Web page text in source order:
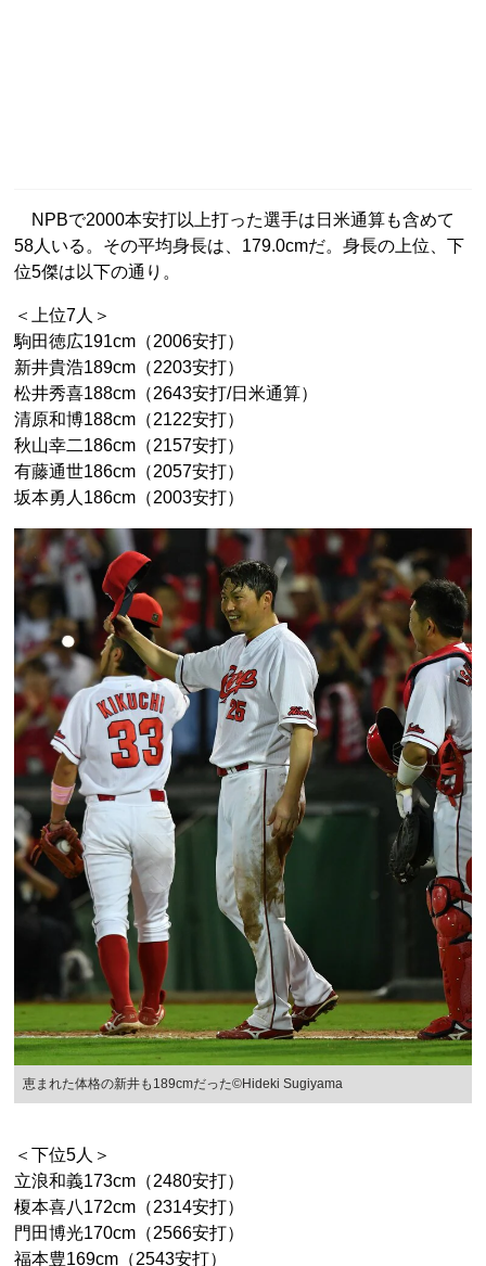
NPBで2000本安打以上打った選手は日米通算も含めて
58人いる。その平均身長は、179.0cmだ。身長の上位、下
位5傑は以下の通り。
＜上位7人＞
駒田徳広191cm（2006安打）
新井貴浩189cm（2203安打）
松井秀喜188cm（2643安打/日米通算）
清原和博188cm（2122安打）
秋山幸二186cm（2157安打）
有藤通世186cm（2057安打）
坂本勇人186cm（2003安打）
恵まれた体格の新井も189cmだった©Hideki Sugiyama
＜下位5人＞
立浪和義173cm（2480安打）
榎本喜八172cm（2314安打）
門田博光170cm（2566安打）
福本豊169cm（2543安打）